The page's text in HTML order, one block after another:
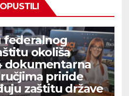
federalnog
okoliša
dokumentarna
priride
zaštitu države